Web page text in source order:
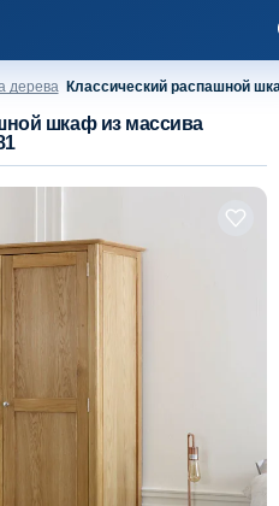
дерева Классический распашной
шкаф из массива